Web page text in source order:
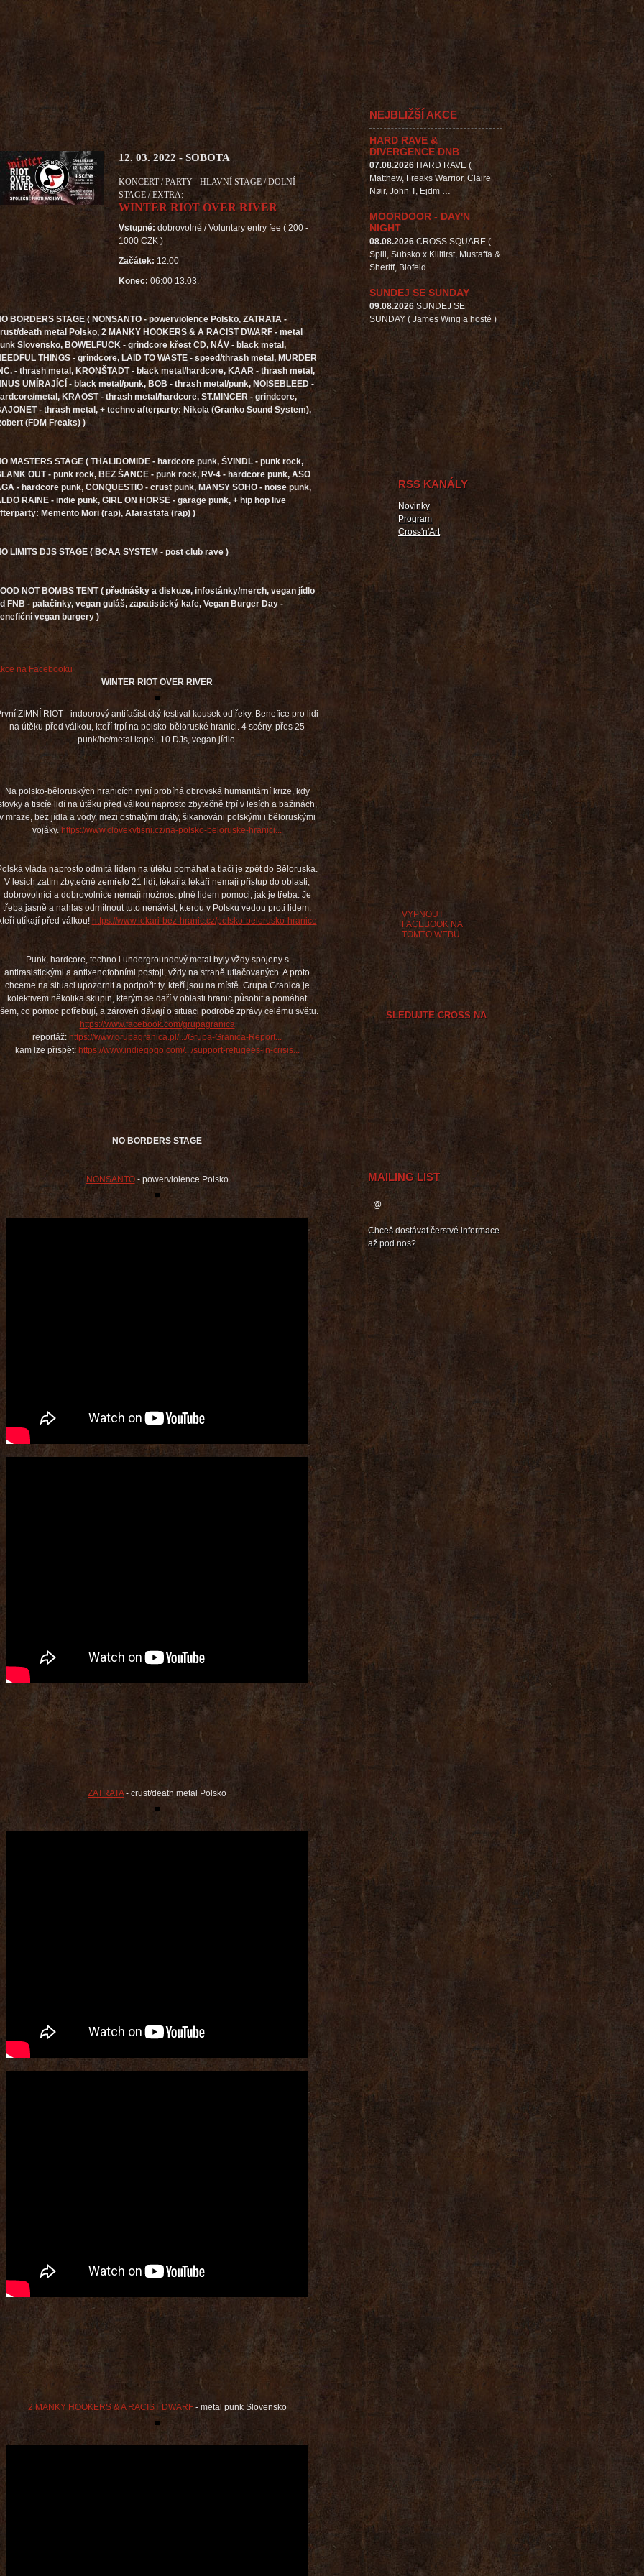
12. 03. 2022 - SOBOTA
KONCERT / PARTY - HLAVNÍ STAGE / DOLNÍ
STAGE / EXTRA:
WINTER RIOT OVER RIVER
Vstupné: dobrovolné / Voluntary entry fee ( 200 -
1000 CZK )
Začátek: 12:00
Konec: 06:00 13.03.
BORDERS STAGE ( NONSANTO - powerviolence Polsko, ZATRATA -
death metal Polsko, 2 MANKY HOOKERS & A RACIST DWARF - metal
Slovensko, BOWELFUCK - grindcore křest CD, NÁV - black metal,
THINGS - grindcore, LAID TO WASTE - speed/thrash metal, MURDER
- thrash metal, KRONŠTADT - black metal/hardcore, KAAR - thrash metal,
UMÍRAJÍCÍ - black metal/punk, BOB - thrash metal/punk, NOISEBLEED -
metal, KRAOST - thrash metal/hardcore, ST.MINCER - grindcore,
- thrash metal, + techno afterparty: Nikola (Granko Sound System),
(FDM Freaks) )
MASTERS STAGE ( THALIDOMIDE - hardcore punk, ŠVINDL - punk rock,
OUT - punk rock, BEZ ŠANCE - punk rock, RV-4 - hardcore punk, ASO
- hardcore punk, CONQUESTIO - crust punk, MANSY SOHO - noise punk,
RAINE - indie punk, GIRL ON HORSE - garage punk, + hip hop live
Memento Mori (rap), Afarastafa (rap) )
LIMITS DJS STAGE ( BCAA SYSTEM - post club rave )
NOT BOMBS TENT ( přednášky a diskuze, infostánky/merch, vegan jídlo
FNB - palačinky, vegan guláš, zapatistický kafe, Vegan Burger Day -
vegan burgery )
na Facebooku
WINTER RIOT OVER RIVER
ZIMNÍ RIOT - indoorový antifašistický festival kousek od řeky. Benefice pro lidi
na útěku před válkou, kteří trpí na polsko-běloruské hranici. 4 scény, přes 25
punk/hc/metal kapel, 10 DJs, vegan jídlo.
Na polsko-běloruských hranicích nyní probíhá obrovská humanitární krize, kdy
a tiscíe lidí na útěku před válkou naprosto zbytečně trpí v lesích a bažinách,
mraze, bez jídla a vody, mezi ostnatými dráty, šikanováni polskými i běloruskými
vojáky. https://www.clovekvtisni.cz/na-polsko-beloruske-hranici...
vláda naprosto odmítá lidem na útěku pomáhat a tlačí je zpět do Běloruska.
V lesích zatím zbytečně zemřelo 21 lidí, lékařia lékaři nemají přístup do oblasti,
dobrovolníci a dobrovolnice nemají možnost plně lidem pomoci, jak je třeba. Je
třeba jasně a nahlas odmítnout tuto nenávist, kterou v Polsku vedou proti lidem,
utíkají před válkou! https://www.lekari-bez-hranic.cz/polsko-belorusko-hranice
Punk, hardcore, techno i undergroundový metal byly vždy spojeny s
antirasistickými a antixenofobními postoji, vždy na straně utlačovaných. A proto
chceme na situaci upozornit a podpořit ty, kteří jsou na místě. Grupa Granica je
kolektivem několika skupin, kterým se daří v oblasti hranic působit a pomáhat
co pomoc potřebují, a zároveň dávají o situaci podrobé zprávy celému světu.
https://www.facebook.com/grupagranica
reportáž: https://www.grupagranica.pl/.../Grupa-Granica-Report...
kam lze přispět: https://www.indiegogo.com/.../support-refugees-in-crisis...
NO BORDERS STAGE
NONSANTO- powerviolence Polsko
ZATRATA- crust/death metal Polsko
2 MANKY HOOKERS & A RACIST DWARF- metal punk Slovensko
NEJBLIŽŠÍ AKCE
HARD RAVE &
DIVERGENCE DNB
07.08.2026 HARD RAVE (
Matthew, Freaks Warrior, Claire
Nøir, John T, Ejdm …
MOORDOOR - DAY'N
NIGHT
08.08.2026 CROSS SQUARE (
Spill, Subsko x Killfirst, Mustaffa &
Sheriff, Blofeld…
SUNDEJ SE SUNDAY
09.08.2026 SUNDEJ SE
SUNDAY ( James Wing a hosté )
RSS KANÁLY
Novinky
Program
Cross'n'Art
VYPNOUT
FACEBOOK NA
TOMTO WEBU
SLEDUJTE CROSS NA
MAILING LIST
Chceš dostávat čerstvé informace
až pod nos?